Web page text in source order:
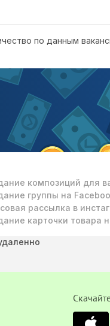
по данным
композиций для
группы на
рассылка в
карточки товара